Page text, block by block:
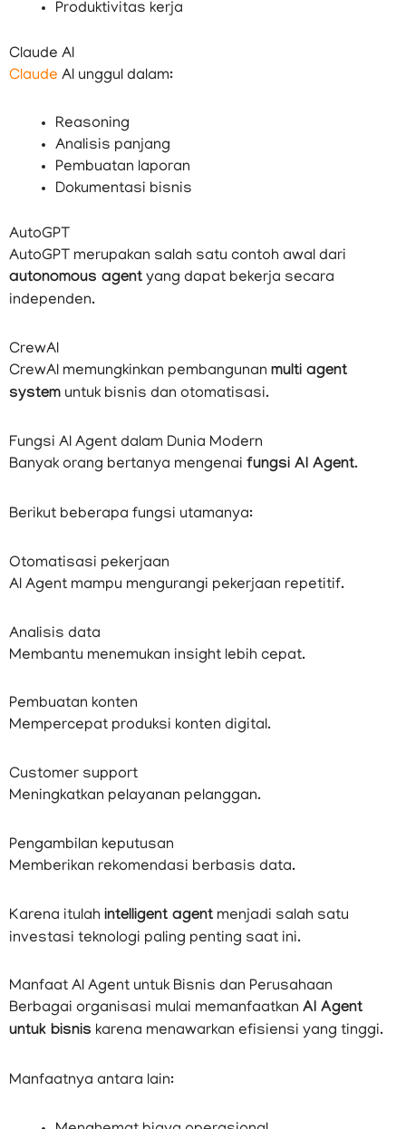
Produktivitas kerja
Claude AI
Claude AI unggul dalam:
Reasoning
Analisis panjang
Pembuatan laporan
Dokumentasi bisnis
AutoGPT
AutoGPT merupakan salah satu contoh awal dari
autonomous agent yang dapat bekerja secara
independen.
CrewAI
CrewAI memungkinkan pembangunan multi agent
system untuk bisnis dan otomatisasi.
Fungsi AI Agent dalam Dunia Modern
Banyak orang bertanya mengenai fungsi AI Agent.
Berikut beberapa fungsi utamanya:
Otomatisasi pekerjaan
AI Agent mampu mengurangi pekerjaan repetitif.
Analisis data
Membantu menemukan insight lebih cepat.
Pembuatan konten
Mempercepat produksi konten digital.
Customer support
Meningkatkan pelayanan pelanggan.
Pengambilan keputusan
Memberikan rekomendasi berbasis data.
Karena itulah intelligent agent menjadi salah satu
investasi teknologi paling penting saat ini.
Manfaat AI Agent untuk Bisnis dan Perusahaan
Berbagai organisasi mulai memanfaatkan AI Agent
untuk bisnis karena menawarkan efisiensi yang tinggi.
Manfaatnya antara lain: